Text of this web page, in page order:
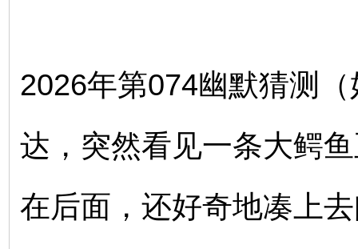
2026年第074幽默猜测
达，突然看见一条大鳄
在后面，还好奇地凑上